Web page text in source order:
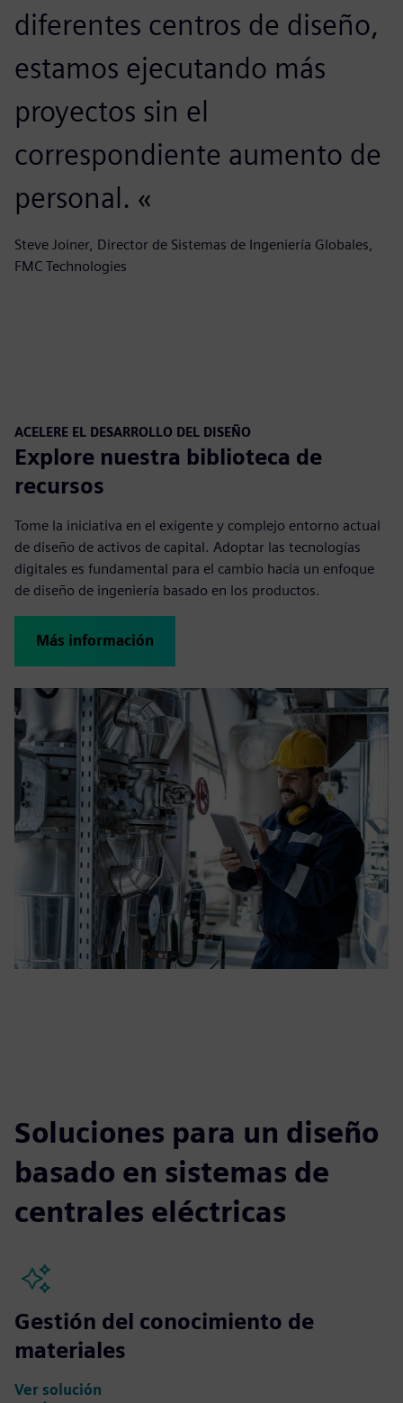
diferentes centros de diseño,
estamos ejecutando más
proyectos sin el
correspondiente aumento de
personal. «
Steve Joiner, Director de Sistemas de Ingeniería Globales,
FMC Technologies
ACELERE EL DESARROLLO DEL DISEÑO
Explore nuestra biblioteca de
recursos
Tome la iniciativa en el exigente y complejo entorno actual
de diseño de activos de capital. Adoptar las tecnologías
digitales es fundamental para el cambio hacia un enfoque
de diseño de ingeniería basado en los productos.
Más información
Soluciones para un diseño
basado en sistemas de
centrales eléctricas
Gestión del conocimiento de
materiales
Ver solución